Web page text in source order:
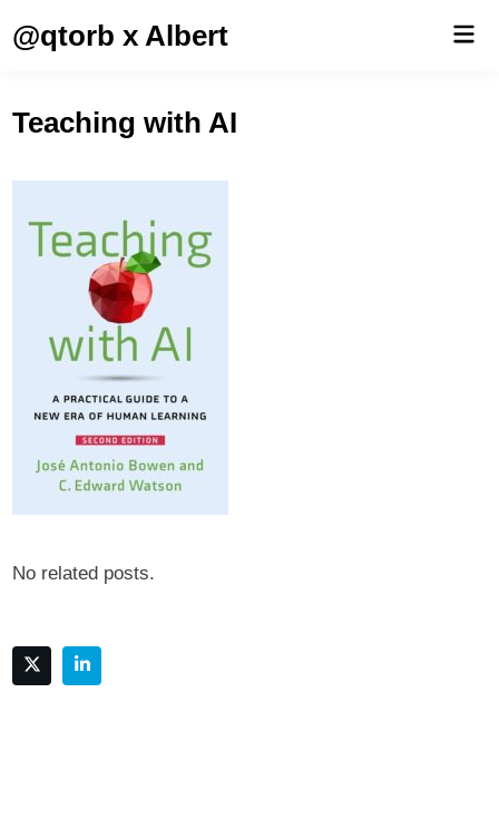
@qtorb x Albert
Teaching with AI
No related posts.